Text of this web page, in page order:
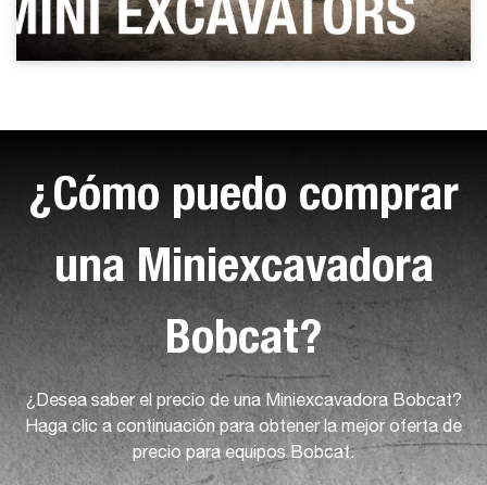
¿Cómo puedo comprar
una Miniexcavadora
Bobcat?
¿Desea saber el precio de una Miniexcavadora Bobcat?
Haga clic a continuación para obtener la mejor oferta de
precio para equipos Bobcat.